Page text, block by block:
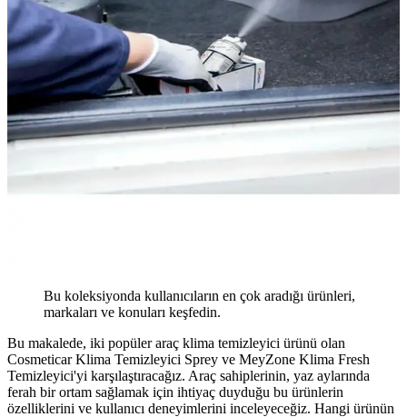
Bu koleksiyonda kullanıcıların en çok aradığı ürünleri,
markaları ve konuları keşfedin.
Bu makalede, iki popüler araç klima temizleyici ürünü olan
Cosmeticar Klima Temizleyici Sprey ve MeyZone Klima Fresh
Temizleyici'yi karşılaştıracağız. Araç sahiplerinin, yaz aylarında
ferah bir ortam sağlamak için ihtiyaç duyduğu bu ürünlerin
özelliklerini ve kullanıcı deneyimlerini inceleyeceğiz. Hangi ürünün